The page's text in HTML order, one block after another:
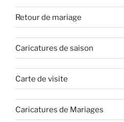
Retour de mariage
Caricatures de saison
Carte de visite
Caricatures de Mariages